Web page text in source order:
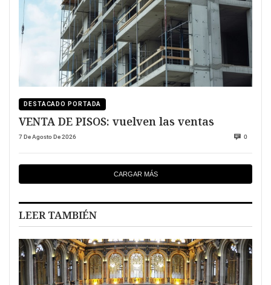
DESTACADO PORTADA
VENTA DE PISOS: vuelven las ventas
7 De Agosto De 2026 0
CARGAR MÁS
LEER TAMBIÉN